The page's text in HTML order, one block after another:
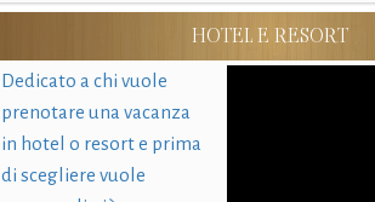
HOTEL E RESORT
Dedicato a chi vuole
prenotare una vacanza
in hotel o resort e prima
di scegliere vuole